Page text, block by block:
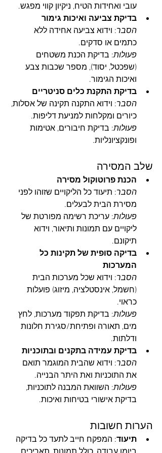
עובי ואחידות הטיח, ניקיון קווי מפגש.
בדיקת צביעה ואיכות גימור
הסבר: וידוא צביעה אחידה ללא
כתמים או סדקים.
פעולות: בדיקת הכנת משטחים
(שפכטל, יסוד), מספר שכבות צבע
ואיכות הגימור.
בדיקת התקנת כלים סניטריים
הסבר: וידוא התקנה תקינה של אסלות,
כיורים ומקלחות למניעת דליפות.
פעולות: בדיקת חיבורים, אטימות
ופונקציונליות.
שלב המסירה
הכנת פרוטוקול מסירה
הסבר: תיעוד כל הליקויים שזוהו לפני
מסירת הבית לבעלים.
פעולות: עריכת רשימה מפורטת של
ליקויים עם תמונות ותיאור, וידוא
תיקונם.
בדיקה סופית של תקינות כל
המערכות
הסבר: וידוא שכל מערכות הבית
(חשמל, אינסטלציה, מיזוג) פועלות
כראוי.
פעולות: בדיקת תפקוד מערכות, לחץ
מים, תאורה ופתיחת/סגירת חלונות
ודלתות.
בדיקת עמידה בתקנים ובתוכניות
הסבר: וידוא שהבית המוגמר תואם
את התוכניות ואת היתר הבנייה.
פעולות: השוואת המבנה לתוכניות,
בדיקת אישורי בטיחות ואיכות.
הערות חשובות
תיעוד: המפקח חייב לתעד כל בדיקה